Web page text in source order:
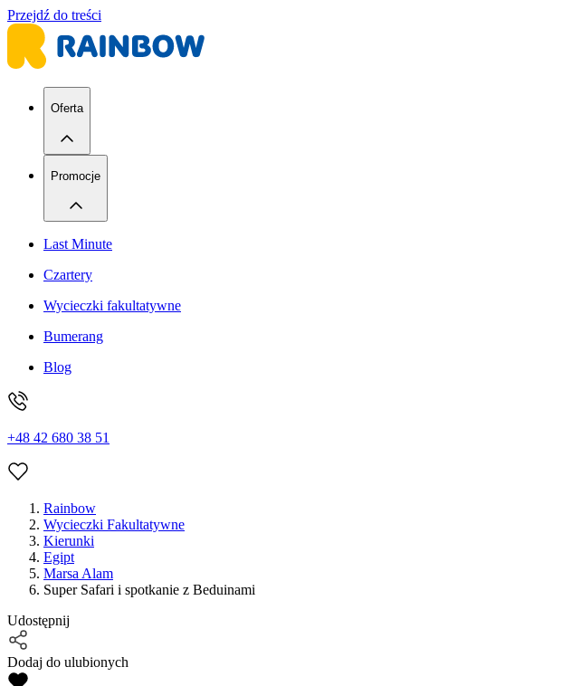
Przejdź do treści
Oferta
Promocje
Last Minute
Czartery
Wycieczki fakultatywne
Bumerang
Blog
+48 42 680 38 51
Rainbow
Wycieczki Fakultatywne
Kierunki
Egipt
Marsa Alam
Super Safari i spotkanie z Beduinami
Udostępnij
Dodaj do ulubionych